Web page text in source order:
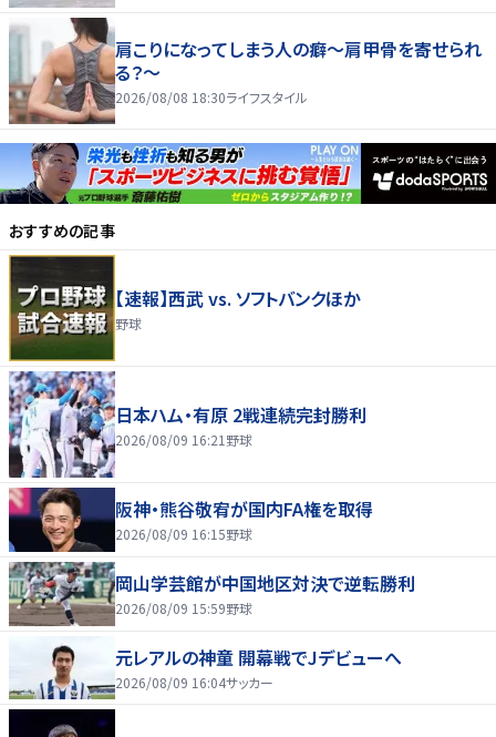
肩こりになってしまう人の癖～肩甲骨を寄せられ
る？～
2026/08/08 18:30ライフスタイル
おすすめの記事
【速報】西武 vs. ソフトバンクほか
野球
日本ハム・有原 2戦連続完封勝利
2026/08/09 16:21 野球
阪神・熊谷敬宥が国内FA権を取得
2026/08/09 16:15野球
岡山学芸館が中国地区対決で逆転勝利
2026/08/09 15:59野球
元レアルの神童 開幕戦でJデビューへ
2026/08/09 16:04サッカー